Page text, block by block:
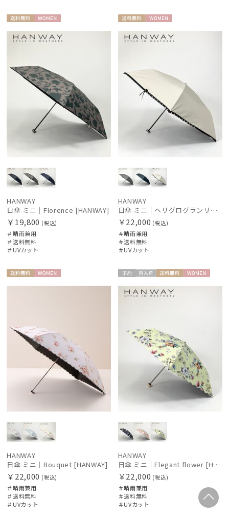
料
N
HANWAY
日傘 ミニ｜Florence [HANWAY]
￥19,800 (税込)
＃晴雨兼用
＃送料無料
＃UVカット
料
N
HANWAY
日傘 ミニ｜ヘリグログランリボン＆パール [HANWAY]
￥22,000 (税込)
＃晴雨兼用
＃送料無料
＃UVカット
HANWAY
日傘 ミニ｜Bouquet [HANWAY]
￥22,000 (税込)
＃晴雨兼用
＃送料無料
＃UVカット
荷
料
HANWAY
日傘 ミニ｜Elegant flower [HANWAY]
￥22,000 (税込)
＃晴雨兼用
＃送料無料
＃UVカット